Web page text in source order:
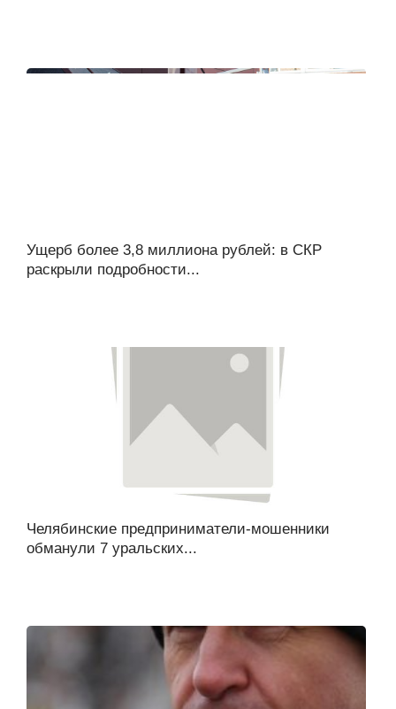
Ущерб более 3,8 миллиона рублей: в СКР
раскрыли подробности...
Челябинские предприниматели-мошенники
обманули 7 уральских...